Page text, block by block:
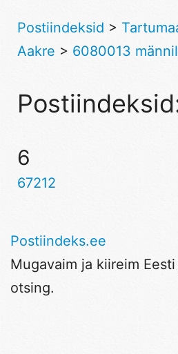
Postiindeksid >
Aakre > 6080013
6
67212
Postiindeks.ee
Mugavaim ja kiireim
otsing.